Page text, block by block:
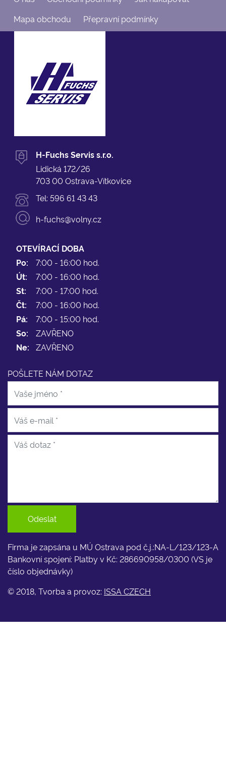
Mapa obchodu
Přepravní podmínky
H-Fuchs Servis s.r.o.
Lidická 172/26
703 00 Ostrava-Vítkovice
Tel: 596 61 43 43
h-fuchs@volny.cz
OTEVÍRACÍ DOBA
Po:
7:00 - 16:00 hod.
Út:
7:00 - 16:00 hod.
St:
7:00 - 17:00 hod.
Čt:
7:00 - 16:00 hod.
Pá:
7:00 - 15:00 hod.
So:
ZAVŘENO
Ne:
ZAVŘENO
POŠLETE NÁM DOTAZ
Odeslat
Firma je zapsána u MÚ Ostrava pod č.j.:NA-L/123/123-A
Bankovní spojení: Platby v Kč: 286690958/0300 (VS je
číslo objednávky)
© 2018, Tvorba a provoz: ISSA CZECH